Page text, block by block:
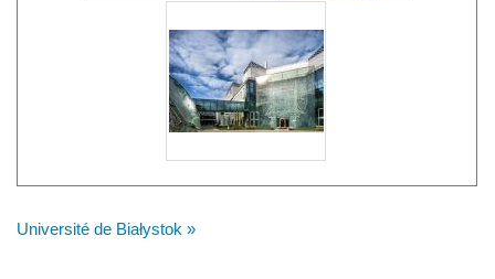
Université de Białystok »